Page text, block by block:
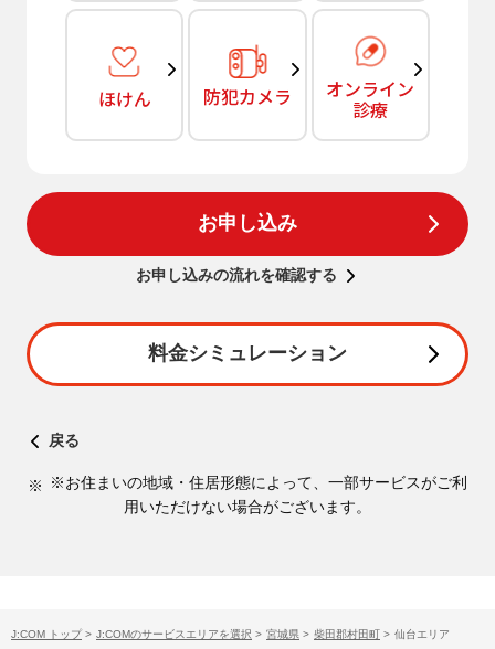
ほけん 防犯カメラ オンライン
診療
お申し込み
お申し込みの流れを確認する
料金シミュレーション
戻る
※お住まいの地域・住居形態によって、一部サービスがご利
用いただけない場合がございます。
J:COM トップ > J:COMのサービスエリアを選択 > 宮城県 > 柴田郡村田町 > 仙台エリア